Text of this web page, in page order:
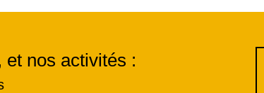
nos activités :